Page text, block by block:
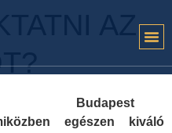
AZ
Budapest
egészen kiváló